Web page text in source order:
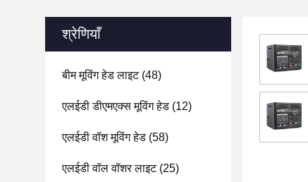
श्रेणियाँ
बीम मूविंग हेड लाइट(48)
एलईडी डीएमएक्स मूविंग हेड (12)
एलईडी वॉश मूविंग हेड (58)
एलईडी वॉल वॉशर लाइट(25)